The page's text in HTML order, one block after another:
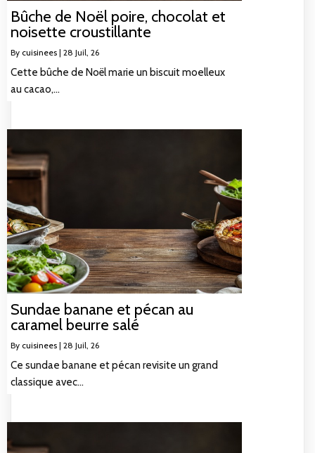
Bûche de Noël poire, chocolat et
noisette croustillante
By cuisinees | 28 Juil, 26
Cette bûche de Noël marie un biscuit moelleux
au cacao,…
Sundae banane et pécan au
caramel beurre salé
By cuisinees | 28 Juil, 26
Ce sundae banane et pécan revisite un grand
classique avec…